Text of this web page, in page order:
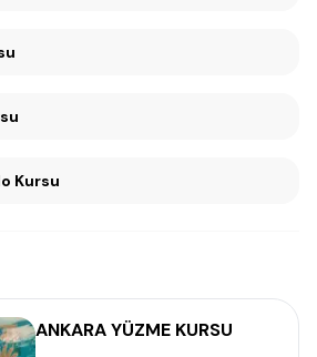
Kursu
ANKARA YÜZME KURSU